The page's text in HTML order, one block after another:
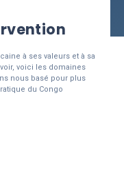
à ses valeurs et à sa
voici les domaines
nous basé pour plus
du Congo